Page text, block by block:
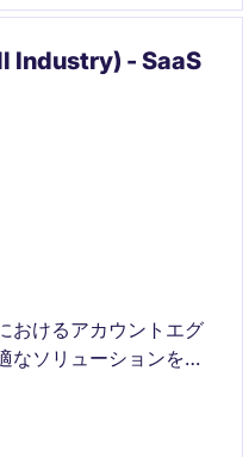
Industry) - SaaS
おけるアカウントエグ
なソリューションを提
を構築し、長期的なパ
求められます。